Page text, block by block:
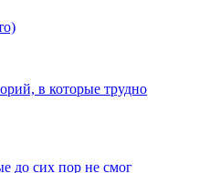
в которые трудно
до сих пор не смог